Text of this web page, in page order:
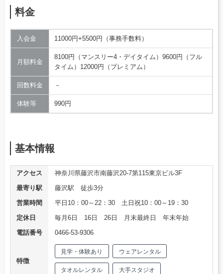
料金
入会金 11000円+5500円（事務手数料）
月額料金
8100円（マンスリー4・デイタイム）9600円（フル
タイム）12000円（プレミアム）
回数料金 －
体験等 990円
基本情報
アクセス
神奈川県藤沢市南藤沢20-7第115東京ビル3F
最寄り駅
藤沢駅 徒歩3分
営業時間
平日10：00～22：30 土日祝10：00～19：30
定休日
毎月6日 16日 26日 月末最終日 年末年始
電話番号
0466-53-9306
特徴
見学・体験あり ウェアレンタル
タオルレンタル 大手スタジオ